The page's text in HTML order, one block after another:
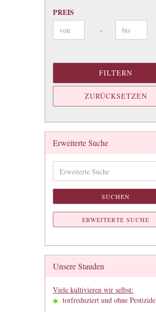
PREIS
Preis bis -
FILTERN
ZURÜCKSETZEN
Erweiterte Suche
Suche
SUCHEN
ERWEITERTE SUCHE
Unsere Stauden
Viele kultivieren wir selbst:
torfreduziert und ohne Pestizide